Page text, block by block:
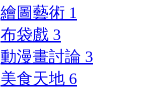
繪圖藝術 1
布袋戲 3
動漫畫討論 3
美食天地 6